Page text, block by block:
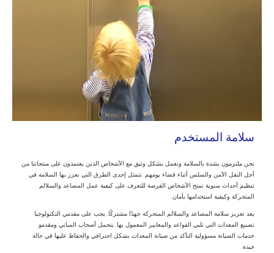
سلامة المستخدم
نحن ملتزمون بشدة بالسلامة ونعمل بشكل وثيق مع الأشخاص الذين يعتمدون على منتجاتنا من
أجل النقل الآمن والسلس أثناء قضاء يومهم. تتمثل إحدى الطرق التي نعزز بها السلامة في
تنظيم أحداث سنوية تمنح الأشخاص الفرصة للتعرف على كيفية عمل المصاعد والسلالم
المتحركة وكيفية استخدامها بأمان.
يعد تعزيز سلامة المصاعد والسلالم المتحركة جهدًا مشتركًا. يجب على مقدمي التكنولوجيا
تصنيع المعدات التي تلبي القواعد والمعايير المعمول بها. يتحمل أصحاب المباني ومقدمو
خدمات الصيانة مسؤولية التأكد من صيانة المعدات بشكل احترافي والحفاظ عليها في حالة
جيدة.